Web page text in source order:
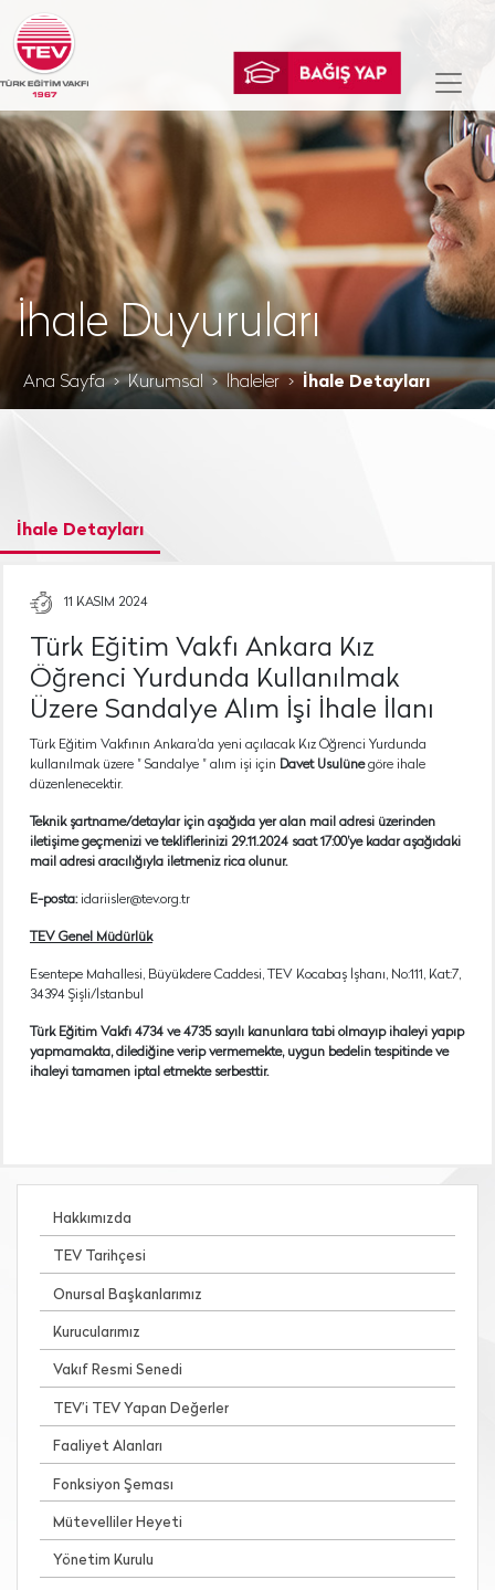
İhale Duyuruları
Ana Sayfa Kurumsal İhaleler İhale Detayları
İhale Detayları
11 KASIM 2024
Türk Eğitim Vakfı Ankara Kız
Öğrenci Yurdunda Kullanılmak
Üzere Sandalye Alım İşi İhale İlanı
Türk Eğitim Vakfının Ankara'da yeni açılacak Kız Öğrenci Yurdunda
kullanılmak üzere " Sandalye " alım işi için Davet Usulünegöre ihale
düzenlenecektir.
Teknik şartname/detaylar için aşağıda yer alan mail adresi üzerinden
iletişime geçmenizi ve tekliflerinizi 29.11.2024 saat 17:00’ye kadar aşağıdaki
mail adresi aracılığıyla iletmeniz rica olunur.
E-posta:idariisler@tev.org.tr
TEV Genel Müdürlük
Esentepe Mahallesi, Büyükdere Caddesi, TEV Kocabaş İşhanı, No:111, Kat:7,
34394 Şişli/İstanbul
Türk Eğitim Vakfı 4734 ve 4735 sayılı kanunlara tabi olmayıp ihaleyi yapıp
yapmamakta, dilediğine verip vermemekte, uygun bedelin tespitinde ve
ihaleyi tamamen iptal etmekte serbesttir.
Hakkımızda
TEV Tarihçesi
Onursal Başkanlarımız
Kurucularımız
Vakıf Resmi Senedi
TEV’i TEV Yapan Değerler
Faaliyet Alanları
Fonksiyon Şeması
Mütevelliler Heyeti
Yönetim Kurulu